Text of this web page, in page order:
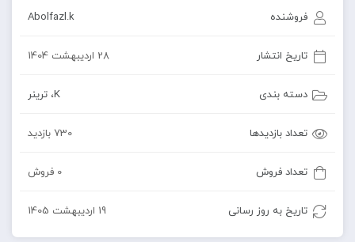
فروشنده Abolfazl.k
تاریخ انتشار 28 اردیبهشت 1404
دسته بندی K، ترینر
تعداد بازدیدها 730 بازدید
تعداد فروش 0 فروش
تاریخ به روز رسانی 19 اردیبهشت 1405